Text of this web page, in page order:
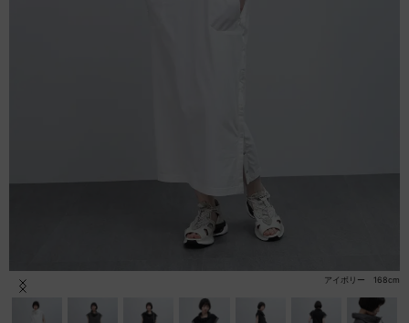
店舗検索
サイズガイド
アイボリー 168cm
Item